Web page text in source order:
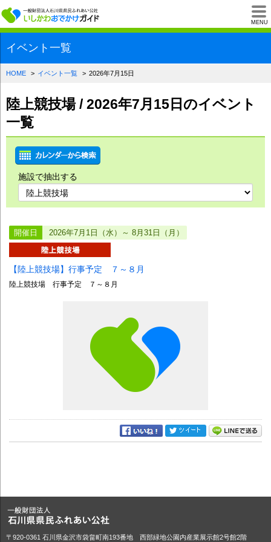
MENU
一般財団法人石川
イベント一覧
HOME イベント一覧 2026年7月15日
陸上競技場 / 2026年7月15日のイベント
一覧
施設で抽出する
開催日 2026年7月1日（水）～ 8月31日（月）
【陸上競技場】行事予定 ７～８月
陸上競技場 行事予定 ７～８月
〒920-0361 石川県金沢市袋畠町南193番地 西部緑地公園内産業展示館2号館2階